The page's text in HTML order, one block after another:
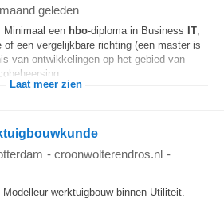
geleden
een hbo-diploma in Business IT,
of een vergelijkbare richting (een master is
van ontwikkelingen op het gebied van
Laat meer zien
- croonwolterendros.nl -
werktuigbouw binnen Utiliteit.